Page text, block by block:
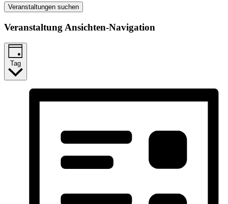
Veranstaltungen suchen
Veranstaltung Ansichten-Navigation
Tag